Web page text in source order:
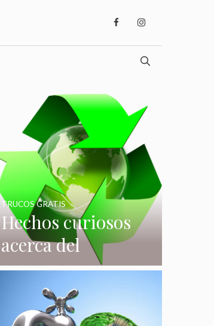
Hechos curiosos
acerca del
reciclaje que
quizás no
conocías
TRUCOS GRATIS